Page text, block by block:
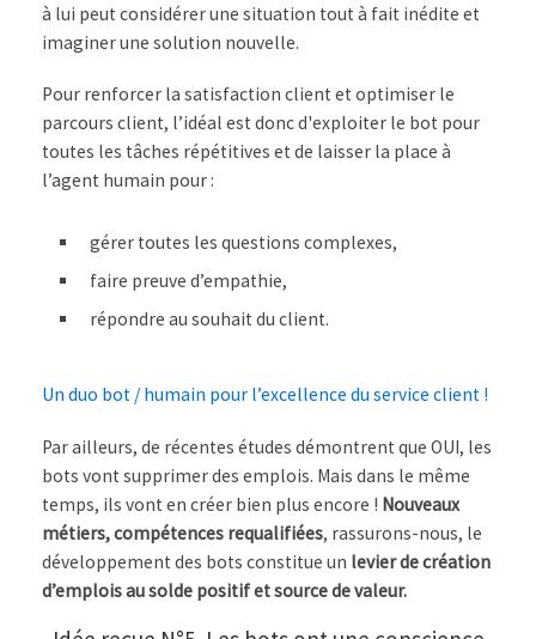
à lui peut considérer une situation tout à fait inédite et
imaginer une solution nouvelle.
Pour renforcer la satisfaction client et optimiser le
parcours client, l’idéal est donc d'exploiter le bot pour
toutes les tâches répétitives et de laisser la place à
l’agent humain pour :
gérer toutes les questions complexes,
faire preuve d’empathie,
répondre au souhait du client.
Un duo bot / humain pour l’excellence du service client !
Par ailleurs, de récentes études démontrent que OUI, les
bots vont supprimer des emplois. Mais dans le même
temps, ils vont en créer bien plus encore ! Nouveaux
métiers, compétences requalifiées, rassurons-nous, le
développement des bots constitue un levier de création
d’emplois au solde positif et source de valeur.